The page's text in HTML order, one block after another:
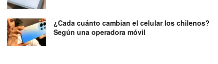
¿Cada cuánto cambian el celular los chilenos?
Según una operadora móvil